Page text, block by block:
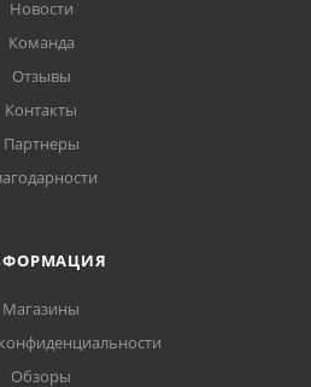
Новости
Команда
Отзывы
Контакты
Партнеры
Магазины
Обзоры